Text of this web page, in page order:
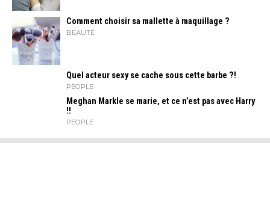
Comment choisir sa mallette à maquillage ?
BEAUTÉ
Quel acteur sexy se cache sous cette barbe ?!
PEOPLE
Meghan Markle se marie, et ce n’est pas avec Harry
!!
PEOPLE